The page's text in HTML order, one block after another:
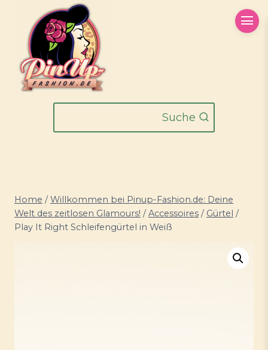
springen
Suche
Home / Willkommen bei Pinup-Fashion.de: Deine
Welt des zeitlosen Glamours! / Accessoires / Gürtel /
Play It Right Schleifengürtel in Weiß